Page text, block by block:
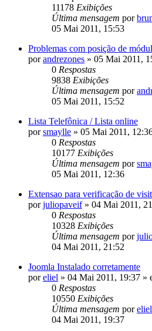
11178 Exibições
Última mensagem por
05 Mai 2011, 15:53
Problemas com posição de
porandrezones » 05 Mai 2011,
0 Respostas
9838 Exibições
Última mensagem por
05 Mai 2011, 15:52
Lista Telefônica / Lista online
porsmaylle » 05 Mai 2011,
0 Respostas
10177 Exibições
Última mensagem por
05 Mai 2011, 12:36
Extensao para verificação de
porjuliopaveif» 04 Mai 2011,
0 Respostas
10328 Exibições
Última mensagem por
04 Mai 2011, 21:52
Joomla Instalado corretamente
poreliel » 04 Mai 2011, 19:37 »
0 Respostas
10550 Exibições
Última mensagem poreliel
04 Mai 2011, 19:37